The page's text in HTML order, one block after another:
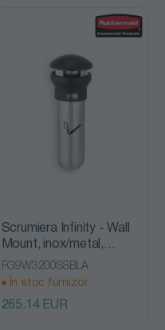
Scrumiera Infinity - Wall
Mount, inox/metal,
Rubbermaid
FG9W3200SSBLA
În stoc furnizor
265.14 EUR